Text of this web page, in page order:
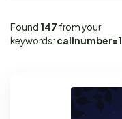
Found 147 from your
keywords: callnumber=1